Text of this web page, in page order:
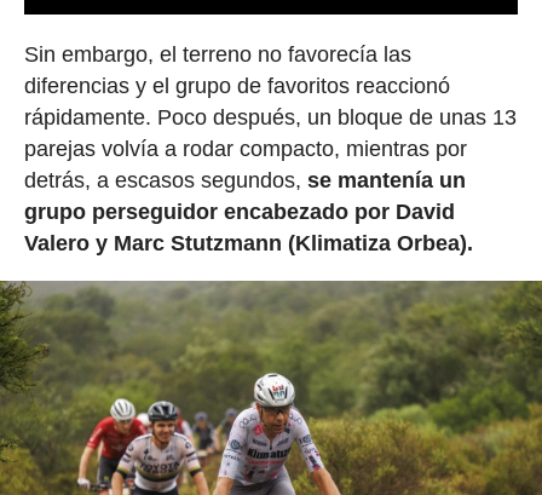
Sin embargo, el terreno no favorecía las
diferencias y el grupo de favoritos reaccionó
rápidamente. Poco después, un bloque de unas 13
parejas volvía a rodar compacto, mientras por
detrás, a escasos segundos, se mantenía un
grupo perseguidor encabezado por David
Valero y Marc Stutzmann (Klimatiza Orbea).